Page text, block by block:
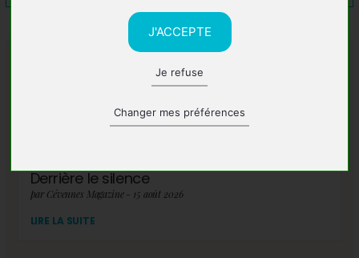
J'ACCEPTE
Je refuse
Changer mes préférences
A lire également
Derrière le silence
par Cévennes Magazine - 15 août 2026
LIRE LA SUITE